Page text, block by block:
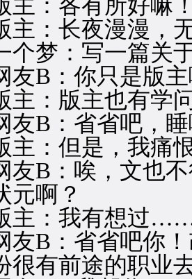
：各有所好嘛
长夜漫漫，无
个梦：写一篇关
：你只是版主
：版主也有学
B：省省吧，睡
：但是，我痛恨
：唉，文也不
元啊？
：我有想过
：省省吧你！
很有前途的职业